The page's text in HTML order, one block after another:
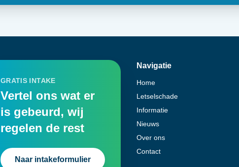
GRATIS INTAKE
Vertel ons wat er
is gebeurd, wij
regelen de rest
Naar intakeformulier
Navigatie
Home
Letselschade
Informatie
Nieuws
Over ons
Contact